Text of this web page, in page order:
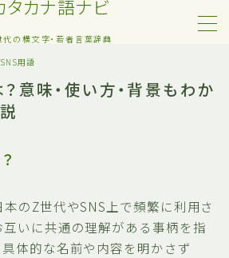
タカナ語ナビ
代の横文字・若者言葉辞典
語
カナ語
用語
？意味・使い方・背景もわか
本のZ世代やSNS上で頻繁に利用さ
いに共通の理解がある事柄を指
体的な名前や内容を明かさず